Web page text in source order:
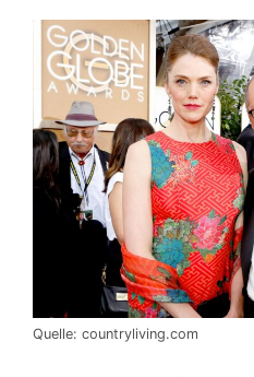
Quelle: countryliving.com